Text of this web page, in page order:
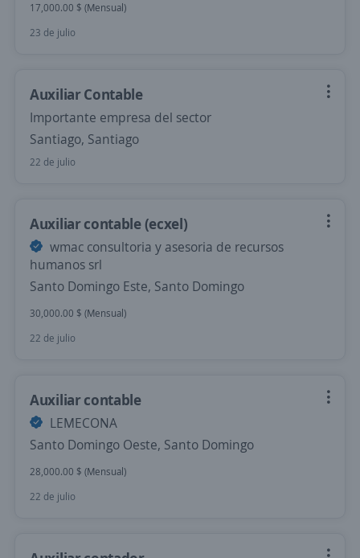
17,000.00 $ (Mensual)
23 de julio
Auxiliar Contable
Importante empresa del sector
Santiago, Santiago
22 de julio
Auxiliar contable (ecxel)
wmac consultoria y asesoria de recursos
humanos srl
Santo Domingo Este, Santo Domingo
30,000.00 $ (Mensual)
22 de julio
Auxiliar contable
LEMECONA
Santo Domingo Oeste, Santo Domingo
28,000.00 $ (Mensual)
22 de julio